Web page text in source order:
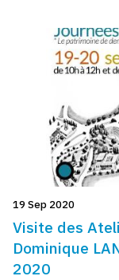
19 Sep 2020
Visite des
Dominique
2020